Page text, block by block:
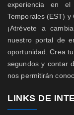
experiencia en
Temporales (EST) y
¡Atrévete a
nuestro portal de
oportunidad. Crea
segundos y contar
nos permitirán
LINKS DE